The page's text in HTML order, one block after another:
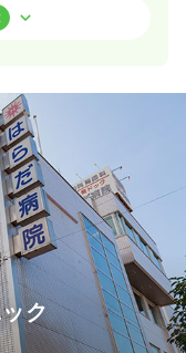
細を見る
一時募集休止
ク